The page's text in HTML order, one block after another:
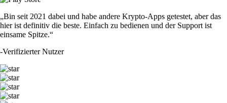
„Bin seit 2021 dabei und habe andere Krypto-Apps getestet, aber das
hier ist definitiv die beste. Einfach zu bedienen und der Support ist
einsame Spitze.“
-Verifizierter Nutzer